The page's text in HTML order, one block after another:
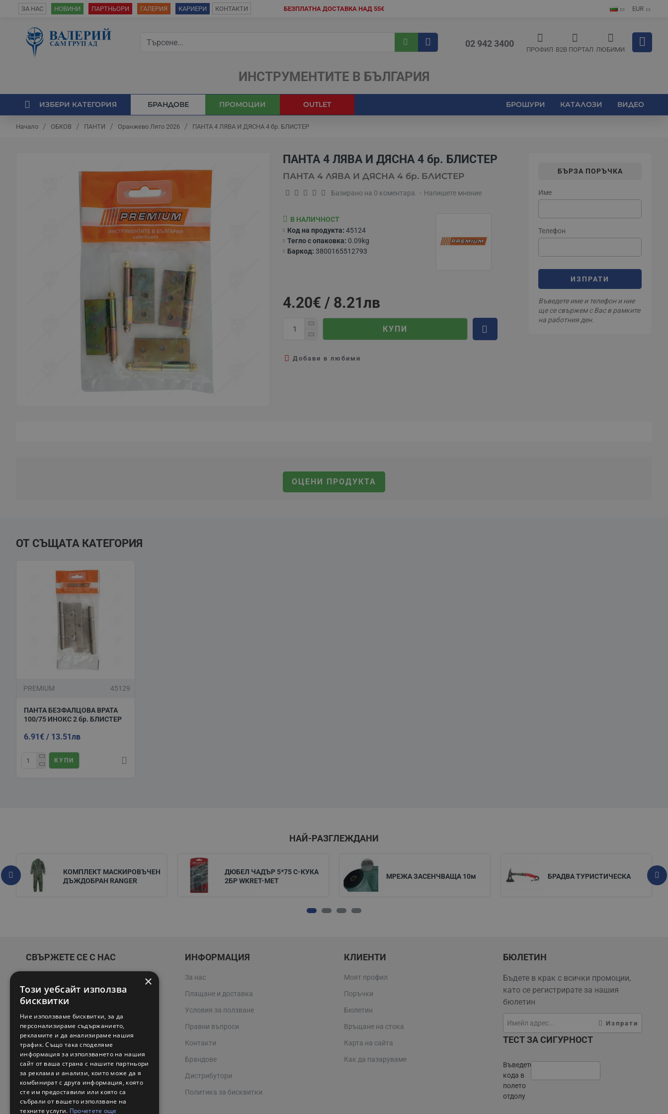
ЗА НАС НОВИНИ ПАРТНЬОРИ ГАЛЕРИЯ КАРИЕРИ КОНТАКТИ БЕЗПЛАТНА ДОСТАВКА НАД 55€ EUR
02 942 3400
ПРОФИЛ B2B ПОРТАЛ ЛЮБИМИ
ИНСТРУМЕНТИТЕ В БЪЛГАРИЯ
ИЗБЕРИ КАТЕГОРИЯ БРАНДОВЕ ПРОМОЦИИ OUTLET БРОШУРИ КАТАЛОЗИ ВИДЕО
Начало ОБКОВ ПАНТИ Оранжево Лято 2026 ПАНТА 4 ЛЯВА И ДЯСНА 4 бр. БЛИСТЕР
ПАНТА 4 ЛЯВА И ДЯСНА 4 бр. БЛИСТЕР
ПАНТА 4 ЛЯВА И ДЯСНА 4 бр. БЛИСТЕР
В НАЛИЧНОСТ
Код на продукта: 45124
Тегло с опаковка: 0.09kg
Баркод: 3800165512793
Базирано на 0 коментара. - Напишете мнение
4.20€ / 8.21лв
КУПИ
Добави в любими
БЪРЗА ПОРЪЧКА
Име
Телефон
ИЗПРАТИ
Въведете име и телефон и ние
ще се свържем с Вас в рамките
на работния ден.
ОЦЕНИ ПРОДУКТА
ОТ СЪЩАТА КАТЕГОРИЯ
PREMIUM 45129
ПАНТА БЕЗФАЛЦОВА ВРАТА
100/75 ИНОКС 2 бр. БЛИСТЕР
6.91€ / 13.51лв
КУПИ
НАЙ-РАЗГЛЕЖДАНИ
КОМПЛЕКТ МАСКИРОВЪЧЕН
ДЪЖДОБРАН RANGER
ДЮБЕЛ ЧАДЪР 5*75 C-КУКА
2БР WKRET-MET
МРЕЖА ЗАСЕНЧВАЩА 10м БРАДВА ТУРИСТИЧЕСКА
СВЪРЖЕТЕ СЕ С НАС
online@valerii.com
Магазин Профел Варна
Сервизи
Работно време 08:00 - 17:00
ИНФОРМАЦИЯ
За нас
Плащане и доставка
Условия за ползване
Правни въпроси
Контакти
Брандове
Дистрибутори
Политика за бисквитки
КЛИЕНТИ
Моят профил
Поръчки
Бюлетин
Връщане на стока
Карта на сайта
Как да пазаруваме
БЮЛЕТИН
Бъдете в крак с всички промоции,
като се регистрирате за нашия
бюлетин
Изпрати
ТЕСТ ЗА СИГУРНОСТ
Въведете
кода в
полето
отдолу
×
Този уебсайт използва
бисквитки
Ние използваме бисквитки, за да
персонализираме съдържанието,
рекламите и да анализираме нашия
трафик. Също така споделяме
информация за използването на нашия
сайт от ваша страна с нашите партньори
за реклама и анализи, които може да я
комбинират с друга информация, която
сте им предоставили или която са
събрали от вашето използване на
техните услуги. Прочетете още